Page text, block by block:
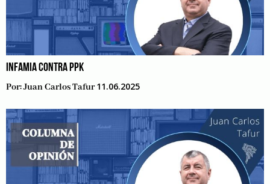
INFAMIA CONTRA PPK
Por:Juan Carlos Tafur 11.06.2025